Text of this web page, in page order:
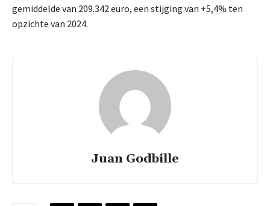
gemiddelde van 209.342 euro, een stijging van +5,4% ten
opzichte van 2024.
Juan Godbille